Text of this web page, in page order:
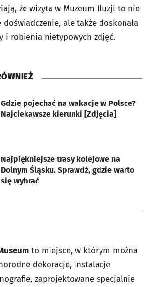
że wizyta w Muzeum Iluzji to nie
ale także doskonała
i robienia nietypowych zdjęć.
Gdzie pojechać na wakacje w Polsce?
Najciekawsze kierunki [Zdjęcia]
karcie
Najpiękniejsze trasy kolejowe na
Dolnym Śląsku. Sprawdź, gdzie warto
się wybrać
karcie
to miejsce, w którym można
dekoracje, instalacje
zaprojektowane specjalnie